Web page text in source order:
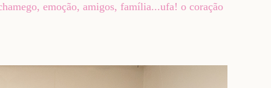
emoção, amigos, família...ufa! o coração